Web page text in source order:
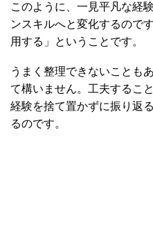
このように、一見平凡な経
ンスキルへと変化するので
用する」ということです。
うまく整理できないことも
て構いません。工夫するこ
経験を捨て置かずに振り返
るのです。